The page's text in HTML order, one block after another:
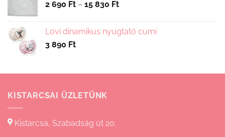
2 690 Ft – 15 830 FtÁrtartomány:
-
Lovi dinamikus nyugtató cumi
3 890 Ft
KISTARCSAI ÜZLETÜNK
Kistarcsa, Szabadság út 20.